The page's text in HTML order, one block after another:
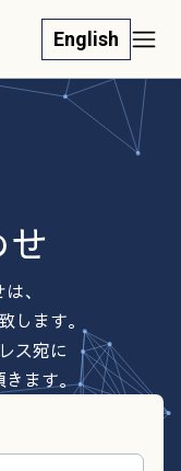
English
、
します。
ス宛に
きます。